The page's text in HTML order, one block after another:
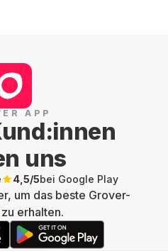
APP
uns
4,5/5bei Google Play
um das beste Grover-
erhalten.